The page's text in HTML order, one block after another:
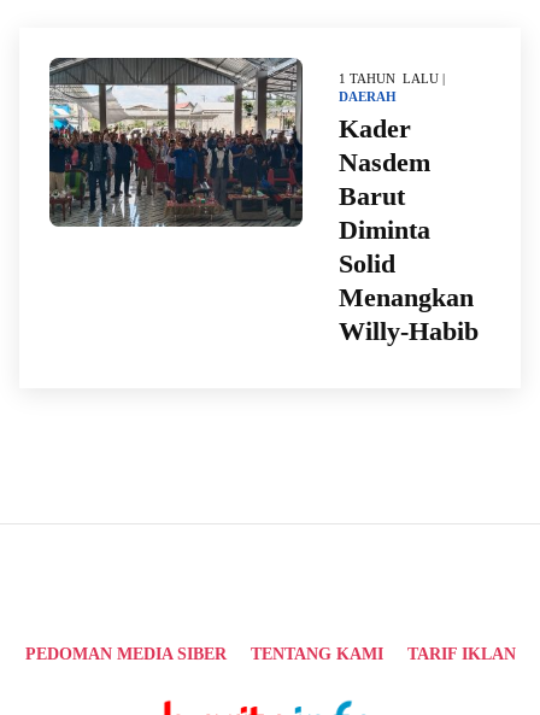
1 TAHUN LALU |
DAERAH
Kader
Nasdem
Barut
Diminta
Solid
Menangkan
Willy-Habib
PEDOMAN MEDIA SIBER TENTANG KAMI TARIF IKLAN